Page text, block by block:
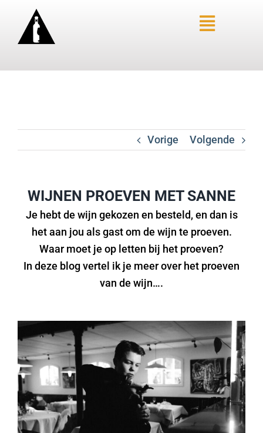
inhoud
Toggle
HOME – LIMBURGSE WIJNEN
PROEVERIJ AANVRAGEN
CONTACTFORMULIER
LOGIN
Vorige Volgende
WIJNEN PROEVEN MET SANNE
Je hebt de wijn gekozen en besteld, en dan is
het aan jou als gast om de wijn te proeven.
Waar moet je op letten bij het proeven?
In deze blog vertel ik je meer over het proeven
van de wijn….